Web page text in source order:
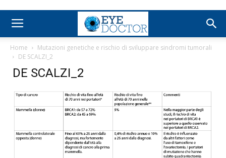
Home
Mutazioni genetiche e rischio di sviluppare sindromi tumorali
DE SCALZI_2
DE SCALZI_2